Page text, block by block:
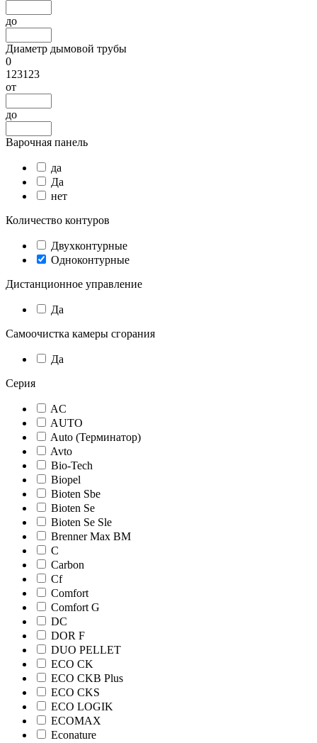
до
Диаметр дымовой трубы
0
123123
от
до
Варочная панель
да
Да
нет
Количество контуров
Двухконтурные
Одноконтурные
Дистанционное управление
Да
Самоочистка камеры сгорания
Да
Серия
AC
AUTO
Auto (Терминатор)
Avto
Bio-Tech
Biopel
Bioten Sbe
Bioten Se
Bioten Se Sle
Brenner Max BM
C
Carbon
Cf
Comfort
Comfort G
DC
DOR F
DUO PELLET
ECO CK
ECO CKB Plus
ECO CKS
ECO LOGIK
ECOMAX
Econature